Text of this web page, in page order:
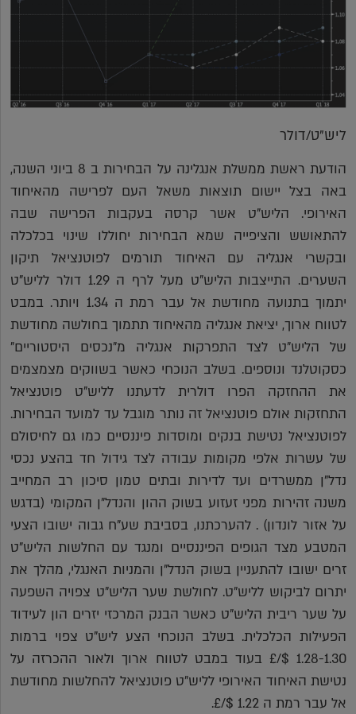
ליש"ט/דולר
הודעת ראשת ממשלת אנגלינה על הבחירות ב 8 ביוני השנה,
באה בצל יישום תוצאות משאל העם לפרישה מהאיחוד
האירופי. הליש"ט אשר קרסה בעקבות הפרישה שבה
להתאושש והציפייה שמא הבחירות יחוללו שינוי בכלכלה
ובקשרי אנגליה עם האיחוד תורמים לפוטנציאל תיקון
השערים. התייצבות הליש"ט מעל לרף ה 1.29 דולר לליש"ט
יתמוך בתנועה מחודשת אל עבר רמת ה 1.34 ויותר. במבט
לטווח ארוך, יציאת אנגליה מהאיחוד תתמוך בחולשה מחודשת
של הליש"ט לצד התפרקות אנגליה מ"נכסים היסטוריים"
כסקוטלנד ונוספים. בשלב הנוכחי כאשר בשווקים מצמצמים
את ההחזקה הפרו דולרית לדעתנו לליש"ט פוטנציאל
התחזקות אולם פוטנציאל זה נותר מוגבל עד למועד הבחירות.
לפוטנציאל נטישת בנקים ומוסדות פיננסיים כמו גם לחיסולם
של עשרות אלפי מקומות עבודה לצד גידול חד בהצע נכסי
נדל"ן ממשרדים ועד לדירות ובתים טמון סיכון רב המחייב
משנה זהירות מפני זעזוע בשוק ההון והנדל"ן המקומי (בדגש
על אזור לונדון) . להערכתנו, בסביבת שע"ח גבוה ישובו הצעי
המטבע מצד הגופים הפיננסיים ומנגד עם החלשות הליש"ט
זרים ישובו להתעניין בשוק הנדל"ן והמניות האנגלי, מהלך את
יתרום לביקוש לליש"ט. לחולשת שער הליש"ט צפויה השפעה
על שער ריבית הליש"ט כאשר הבנק המרכזי יזרים הון לעידוד
הפעילות הכלכלית. בשלב הנוכחי הצע ליש"ט צפוי ברמות
1.28-1.30 $/£ בעוד במבט לטווח ארוך ולאור ההכרזה על
נטישת האיחוד האירופי לליש"ט פוטנציאל להחלשות מחודשת
אל עבר רמת ה 1.22 $/£.